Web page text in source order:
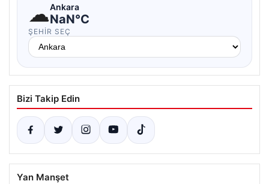
☁Ankara
NaN°C
ŞEHIR SEÇ
Bizi Takip Edin
Yan Manşet